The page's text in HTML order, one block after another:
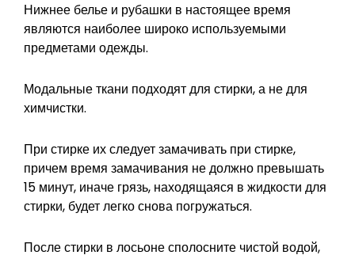
Нижнее белье и рубашки в настоящее время
являются наиболее широко используемыми
предметами одежды.
Модальные ткани подходят для стирки, а не для
химчистки.
При стирке их следует замачивать при стирке,
причем время замачивания не должно превышать
15 минут, иначе грязь, находящаяся в жидкости для
стирки, будет легко снова погружаться.
После стирки в лосьоне сполосните чистой водой,